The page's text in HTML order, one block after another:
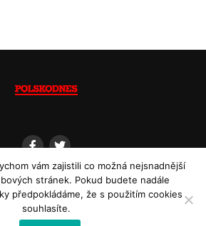
Polskodnes.cz| ISSN 1805-8582 | Powered by
vám zajistili co možná nejsnadnější
stránek. Pokud budete nadále
předpokládáme, že s použitím cookies
souhlasíte.